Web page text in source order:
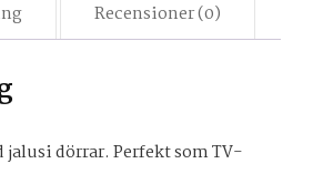
Recensioner (0)
jalusi dörrar. Perfekt som TV-